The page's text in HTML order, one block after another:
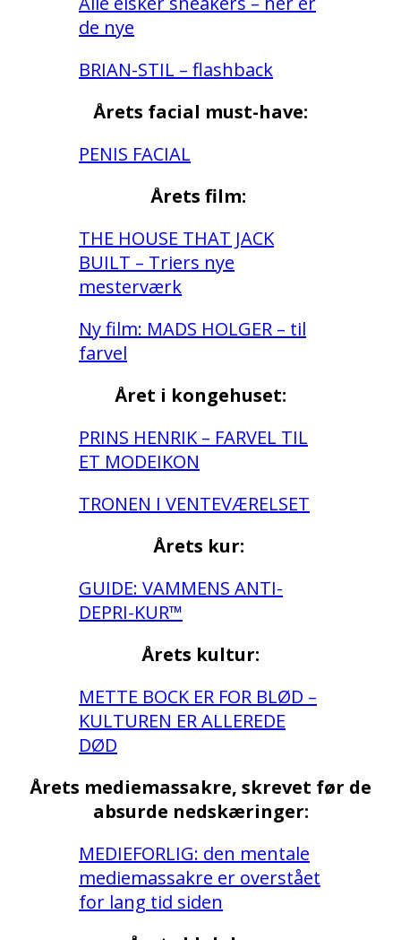
de nye
BRIAN-STIL – flashback
Årets facial must-have:
PENIS FACIAL
Årets film:
THE HOUSE THAT JACK
BUILT – Triers nye
mesterværk
Ny film: MADS HOLGER – til
farvel
Året i kongehuset:
PRINS HENRIK – FARVEL TIL
ET MODEIKON
TRONEN I VENTEVÆRELSET
Årets kur:
GUIDE: VAMMENS ANTI-
DEPRI-KUR™
Årets kultur:
METTE BOCK ER FOR BLØD –
KULTUREN ER ALLEREDE
DØD
Årets mediemassakre, skrevet før de
absurde nedskæringer:
MEDIEFORLIG: den mentale
mediemassakre er overstået
for lang tid siden